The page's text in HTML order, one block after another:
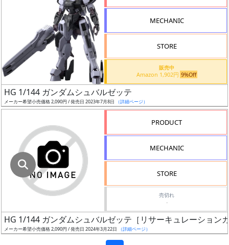
シ
リ
ー
ズ・
売
MECHANIC
STORE
販売中
Amazon 1,902円 9%Off
HG 1/144 ガンダムシュバルゼッテ
メーカー希望小売価格 2,090円 / 発売日 2023年7月8日 （詳細ページ）
PRODUCT
MECHANIC
STORE
売切れ
-
HG 1/144 ガンダムシュバルゼッテ［リサーキュレーション
メーカー希望小売価格 2,090円 / 発売日 2024年3月22日 （詳細ページ）